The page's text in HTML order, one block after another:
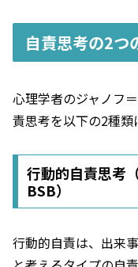
自責思考の2つ
心理学者のジャノフ
責思考を以下の2種類
行動的自責思考
BSB）
行動的自責は、出来